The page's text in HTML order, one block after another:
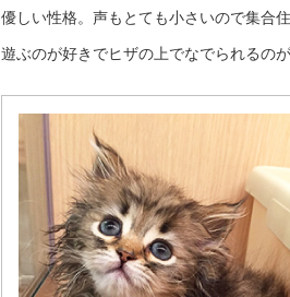
優しい性格。声もとても小さいので集合
遊ぶのが好きでヒザの上でなでられるの